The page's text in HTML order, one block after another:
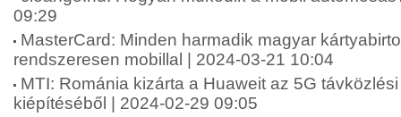
09:29
MasterCard: Minden harmadik magyar
rendszeresen mobillal | 2024-03-21 10:04
MTI: Románia kizárta a Huaweit az 5G
kiépítéséből | 2024-02-29 09:05